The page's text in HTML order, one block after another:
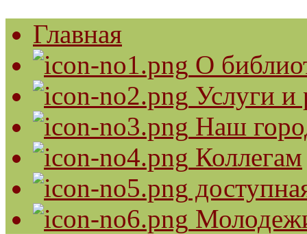
Главная
О
Услуги и
Наш
Коллегам